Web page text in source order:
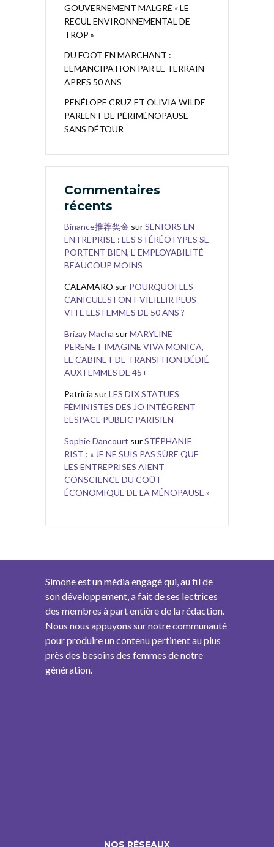
GOUVERNEMENT MALGRÉ « LE
RECUL ENVIRONNEMENTAL DE
TROP »
DU FOOT EN MARCHANT :
L’EMANCIPATION PAR LE TERRAIN
APRES 50 ANS
PENÉLOPE CRUZ ET OLIVIA WILDE
PARLENT DE PÉRIMÉNOPAUSE
SANS DÉTOUR
Commentaires
récents
Binance推荐奖金 surSENIORS EN
ENTREPRISE : LES STÉRÉOTYPES SE
PORTENT BIEN, L’ EMPLOYABILITÉ
BEAUCOUP MOINS
CALAMARO sur POURQUOI LES
CANICULES FONT VIEILLIR PLUS
VITE LES FEMMES DE 50 ANS ?
Brizay Macha surMARYLINE
PERENET IMAGINE VIVA MONICA,
LE CABINET DE TRANSITION DÉDIÉ
AUX FEMMES DE 45+
Patricia surLES DIX STATUES
FÉMINISTES DES JO INTÈGRENT
L’ESPACE PUBLIC PARISIEN
Sophie Dancourt surSTÉPHANIE
RIST : « JE NE SUIS PAS SÛRE QUE
LES ENTREPRISES AIENT
CONSCIENCE DU COÛT
ÉCONOMIQUE DE LA MÉNOPAUSE »
Simone est un média engagé qui, au fil de
son développement, a fait de ses lectrices
des membres à part entière de la rédaction.
Nous nous appuyons sur notre communauté
pour produire un contenu pertinent au plus
près des besoins des femmes de notre
génération.
NOS RÉSEAUX